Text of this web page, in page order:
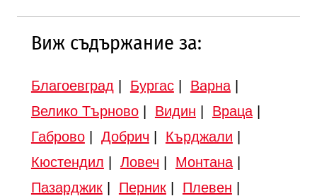
Виж съдържание за:
Благоевград | Бургас| Варна|
Велико Търново| Видин | Враца|
Габрово| Добрич | Кърджали |
Кюстендил | Ловеч | Монтана|
Пазарджик| Перник| Плевен |